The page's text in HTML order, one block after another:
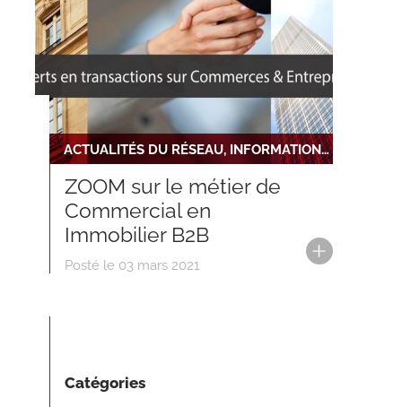
ACTUALITÉS DU RÉSEAU, INFORMATIONS RÈGLEMENTAIRES ET JURIDIQUES
ZOOM sur le métier de
Commercial en
Immobilier B2B
Posté le 03 mars 2021
Catégories